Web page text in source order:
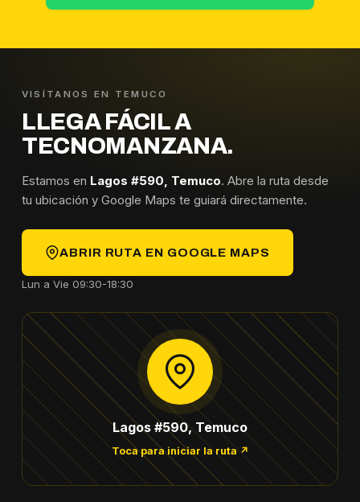
VISÍTANOS EN TEMUCO
LLEGA FÁCIL A
TECNOMANZANA.
Estamos en Lagos #590, Temuco. Abre la ruta desde
tu ubicación y Google Maps te guiará directamente.
ABRIR RUTA EN GOOGLE MAPS
Lun a Vie 09:30-18:30
Lagos #590, Temuco
Toca para iniciar la ruta ↗